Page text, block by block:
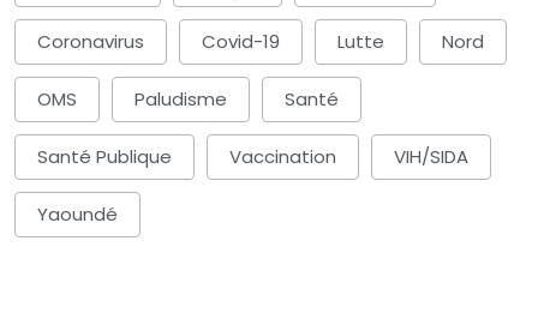
Coronavirus Covid-19 Lutte Nord
OMS Paludisme Santé
Santé Publique Vaccination VIH/SIDA
Yaoundé